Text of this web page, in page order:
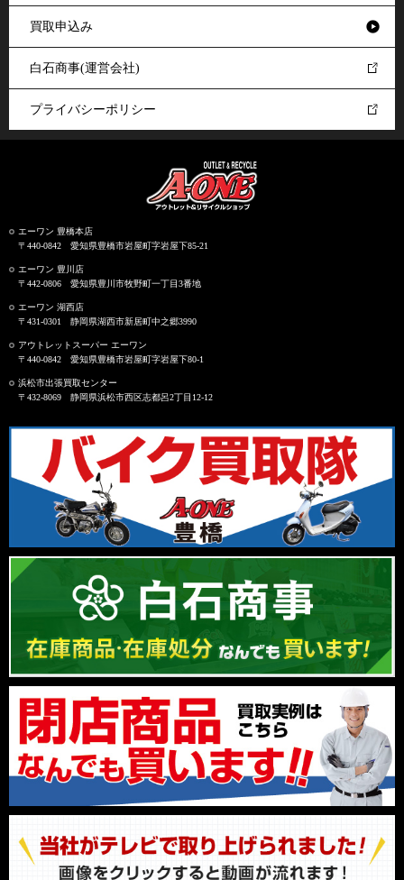
買取申込み
白石商事(運営会社)
プライバシーポリシー
エーワン 豊橋本店
〒440-0842 愛知県豊橋市岩屋町字岩屋下85-21
エーワン 豊川店
〒442-0806 愛知県豊川市牧野町一丁目3番地
エーワン 湖西店
〒431-0301 静岡県湖西市新居町中之郷3990
アウトレットスーパー エーワン
〒440-0842 愛知県豊橋市岩屋町字岩屋下80-1
浜松市出張買取センター
〒432-8069 静岡県浜松市西区志都呂2丁目12-12